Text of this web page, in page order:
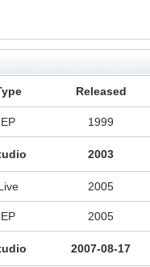
Released
EP 1999
2003
2005
EP 2005
2007-08-17